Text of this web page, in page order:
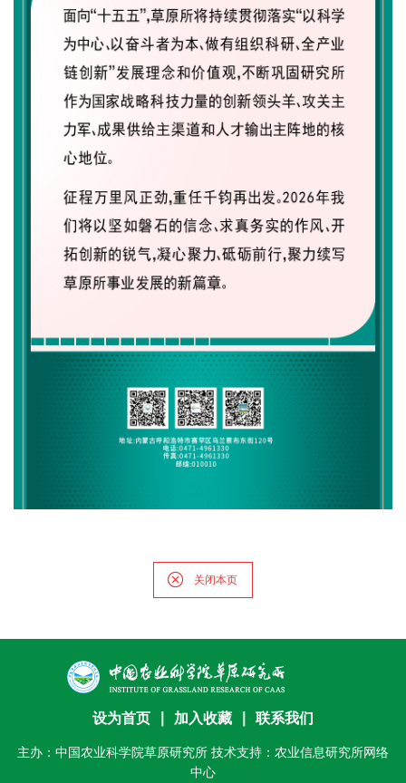
关闭本页
设为首页 加入收藏 联系我们
主办：中国农业科学院草原研究所 技术支持：农业信息研究所网络
中心